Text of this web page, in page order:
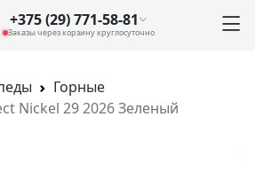
+375 (29) 771-58-81
Заказы через корзину круглосуточно
Горные
Nickel 29 2026 Зеленый